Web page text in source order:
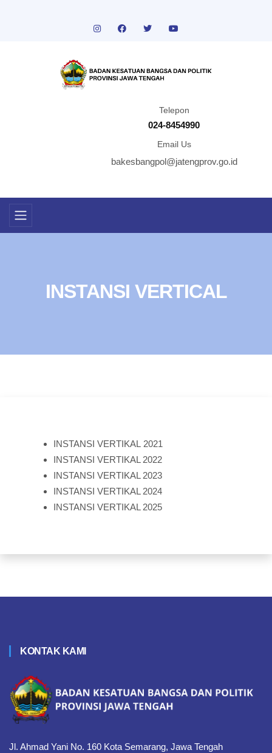
Telepon
024-8454990
Email Us
bakesbangpol@jatengprov.go.id
INSTANSI VERTICAL
INSTANSI VERTIKAL 2021
INSTANSI VERTIKAL 2022
INSTANSI VERTIKAL 2023
INSTANSI VERTIKAL 2024
INSTANSI VERTIKAL 2025
KONTAK KAMI
Jl. Ahmad Yani No. 160 Kota Semarang, Jawa Tengah